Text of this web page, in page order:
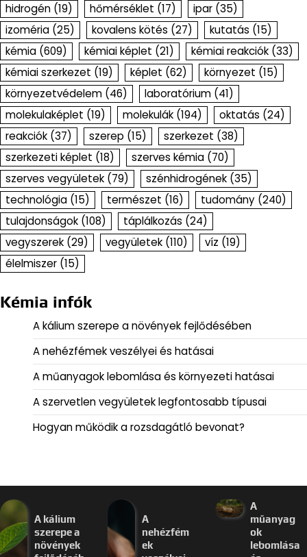
hidrogén (19) hőmérséklet (17) ipar (35)
izoméria (25) kovalens kötés (27) kutatás (15)
kémia (609) kémiai képlet (21) kémiai reakciók (33)
kémiai szerkezet (19) képlet (62) környezet (15)
környezetvédelem (46) laboratórium (41)
molekulaképlet (19) molekulák (194) oktatás (24)
reakciók (37) szerep (15) szerkezet (38)
szerkezeti képlet (18) szerves kémia (70)
szerves vegyületek (79) szénhidrogének (35)
technológia (15) természet (16) tudomány (240)
tulajdonságok (108) táplálkozás (24)
vegyszerek (29) vegyületek (110) víz (19)
élelmiszer (15)
Kémia infók
A kálium szerepe a növények fejlődésében
A nehézfémek veszélyei és hatásai
A műanyagok lebomlása és környezeti hatásai
A szervetlen vegyületek legfontosabb típusai
Hogyan működik a rozsdagátló bevonat?
A kálium
szerepe a
növények
A
nehézfém
ek
A
műanyag
ok
lebomlása